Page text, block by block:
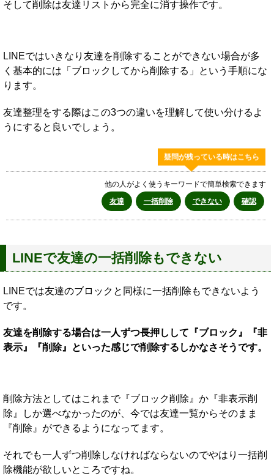
そして削除は友達リストから完全に消す操作です。
LINEではいきなり友達を削除することができない場合が多
く基本的には「ブロックしてから削除する」という手順にな
ります。
友達整理をする際はこの3つの違いを理解して使い分けるよ
うにすると良いでしょう。
疑問が残っている時はこちら
他の人がよく使うキーワードで簡単検索できます
友達
一括削除 できない 確認
LINEで友達の一括削除もできない
LINEでは友達のブロックと同様に一括削除もできないよう
です。
友達を削除する場合は一人ずつ長押しして『ブロック』『非
表示』『削除』といった感じで削除するしかなさそうです。
削除方法としてはこれまで『ブロック削除』か『非表示削
除』しか選べなかったのが、今では友達一覧からそのまま
『削除』ができるようになってます。
それでも一人ずつ削除しなければならないのでやはり一括削
除機能が欲しいところですね。